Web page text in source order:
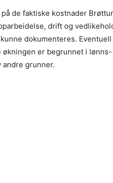
de faktiske kostnader
drift og
dokumenteres.
er begrunnet i lønns-
grunner.